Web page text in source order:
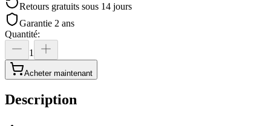
Retours gratuits sous 14 jours
Garantie 2 ans
Quantité:
1
Acheter maintenant
Description